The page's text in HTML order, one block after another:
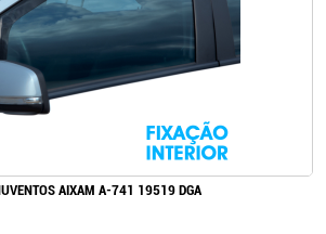
AIXAM A-741 19519 DGA
Continuar a comprar